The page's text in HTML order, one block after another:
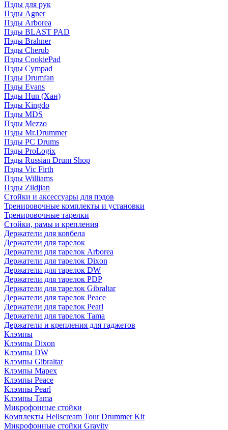
Пэды для рук
Пэды Agner
Пэды Arborea
Пэды BLAST PAD
Пэды Brahner
Пэды Cherub
Пэды CookiePad
Пэды Cympad
Пэды Drumfan
Пэды Evans
Пэды Hun (Хан)
Пэды Kingdo
Пэды MDS
Пэды Mezzo
Пэды Mr.Drummer
Пэды PC Drums
Пэды ProLogix
Пэды Russian Drum Shop
Пэды Vic Firth
Пэды Williams
Пэды Zildjian
Стойки и аксессуары для пэдов
Тренировочные комплекты и установки
Тренировочные тарелки
Стойки, рамы и крепления
Держатели для ковбела
Держатели для тарелок
Держатели для тарелок Arborea
Держатели для тарелок Dixon
Держатели для тарелок DW
Держатели для тарелок PDP
Держатели для тарелок Gibraltar
Держатели для тарелок Peace
Держатели для тарелок Pearl
Держатели для тарелок Tama
Держатели и крепления для гаджетов
Клэмпы
Клэмпы Dixon
Клэмпы DW
Клэмпы Gibraltar
Клэмпы Mapex
Клэмпы Peace
Клэмпы Pearl
Клэмпы Tama
Микрофонные стойки
Комплекты Hellscream Tour Drummer Kit
Микрофонные стойки Gravity